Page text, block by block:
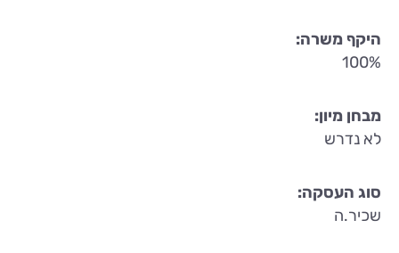
היקף משרה:
100%
מבחן מיון:
לא נדרש
סוג העסקה:
שכיר.ה